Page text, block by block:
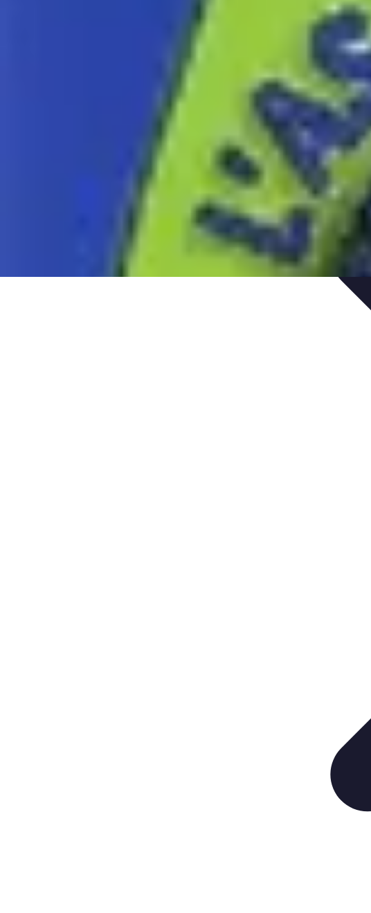
Techniques de Speedcubing Astuces et techniquesRésolution